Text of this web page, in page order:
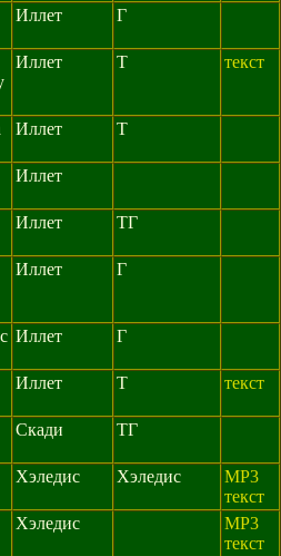
Иллет Г
Иллет Т текст
Иллет Т
Иллет
Иллет ТГ
Иллет Г
Иллет Г
Иллет Т текст
Скади ТГ
Хэледис Хэледис
MP3
текст
Хэледис
MP3
текст